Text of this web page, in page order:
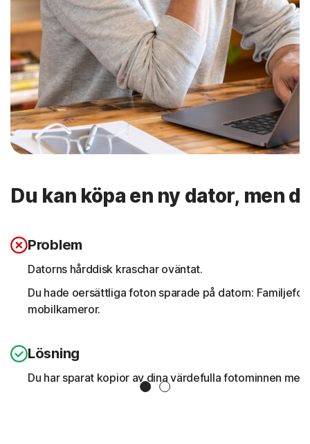
Du kan köpa en ny dator, men
Problem
Datorns hårddisk kraschar oväntat.
Du hade oersättliga foton sparade på datorn:
mobilkameror.
Lösning
Du har sparat kopior av dina värdefulla fotominnen
Slide 1 Slide 2